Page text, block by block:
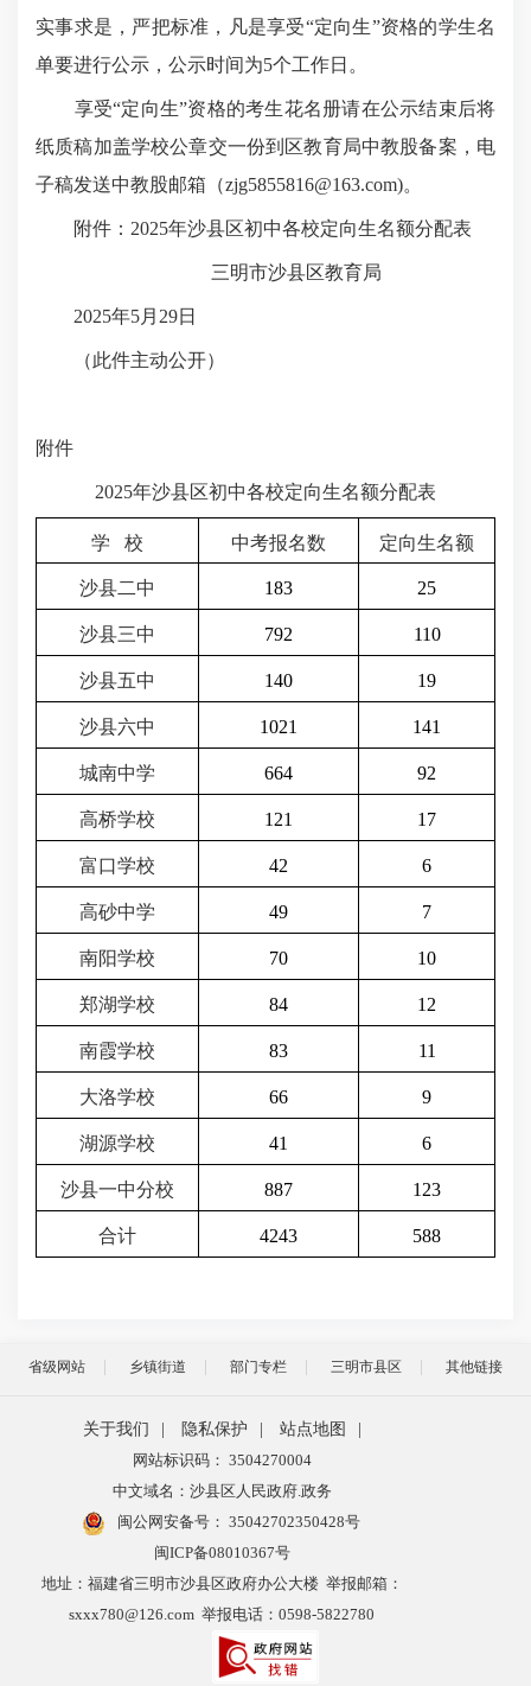
实事求是，严把标准，凡是享受“定向生”资格的学生名
单要进行公示，公示时间为5个工作日。
享受“定向生”资格的考生花名册请在公示结束后将
纸质稿加盖学校公章交一份到区教育局中教股备案，电
子稿发送中教股邮箱（zjg5855816@163.com)。
附件：2025年沙县区初中各校定向生名额分配表
三明市沙县区教育局
2025年5月29日
（此件主动公开）
附件
2025年沙县区初中各校定向生名额分配表
学 校 中考报名数 定向生名额
沙县二中 183 25
沙县三中 792 110
沙县五中 140 19
沙县六中 1021 141
城南中学 664 92
高桥学校 121 17
富口学校 42 6
高砂中学 49 7
南阳学校 70 10
郑湖学校 84 12
南霞学校 83 11
大洛学校 66 9
湖源学校 41 6
沙县一中分校 887 123
合计 4243 588
省级网站 乡镇街道 部门专栏 三明市县区 其他链接
关于我们 隐私保护 站点地图
网站标识码： 3504270004
中文域名：沙县区人民政府.政务
闽公网安备号： 35042702350428号
闽ICP备08010367号
地址：福建省三明市沙县区政府办公大楼 举报邮箱：
sxxx780@126.com 举报电话：0598-5822780